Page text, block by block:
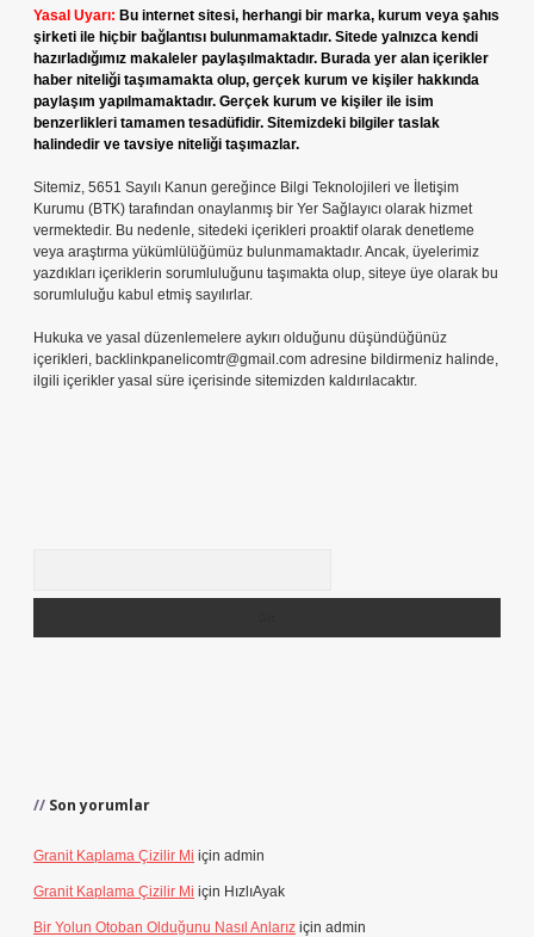
Yasal Uyarı: Bu internet sitesi, herhangi bir marka, kurum veya şahıs
şirketi ile hiçbir bağlantısı bulunmamaktadır. Sitede yalnızca kendi
hazırladığımız makaleler paylaşılmaktadır. Burada yer alan içerikler
haber niteliği taşımamakta olup, gerçek kurum ve kişiler hakkında
paylaşım yapılmamaktadır. Gerçek kurum ve kişiler ile isim
benzerlikleri tamamen tesadüfidir. Sitemizdeki bilgiler taslak
halindedir ve tavsiye niteliği taşımazlar.
Sitemiz, 5651 Sayılı Kanun gereğince Bilgi Teknolojileri ve İletişim
Kurumu (BTK) tarafından onaylanmış bir Yer Sağlayıcı olarak hizmet
vermektedir. Bu nedenle, sitedeki içerikleri proaktif olarak denetleme
veya araştırma yükümlülüğümüz bulunmamaktadır. Ancak, üyelerimiz
yazdıkları içeriklerin sorumluluğunu taşımakta olup, siteye üye olarak bu
sorumluluğu kabul etmiş sayılırlar.
Hukuka ve yasal düzenlemelere aykırı olduğunu düşündüğünüz
içerikleri, backlinkpanelicomtr@gmail.com adresine bildirmeniz halinde,
ilgili içerikler yasal süre içerisinde sitemizden kaldırılacaktır.
Son yorumlar
Granit Kaplama Çizilir Mi için admin
Granit Kaplama Çizilir Mi için HızlıAyak
Bir Yolun Otoban Olduğunu Nasıl Anlarız için admin